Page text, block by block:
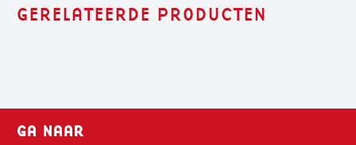
GERELATEERDE PRODUCTEN
GA NAAR